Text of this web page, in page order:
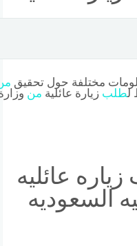
مختلفة حول تحقيق
طلب زيارة عائلية من
عائليه
السعوديه